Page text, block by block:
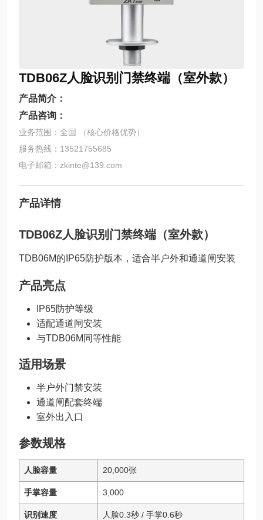
TDB06Z人脸识别门禁终端（室外款）
产品简介：
产品咨询：
业务范围：全国 （核心价格优势）
服务热线：13521755685
电子邮箱：zkinte@139.com
产品详情
TDB06Z人脸识别门禁终端（室外款）
TDB06M的IP65防护版本，适合半户外和通道闸安装
产品亮点
IP65防护等级
适配通道闸安装
与TDB06M同等性能
适用场景
半户外门禁安装
通道闸配套终端
室外出入口
参数规格
人脸容量 20,000张
手掌容量 3,000
识别速度 人脸0.3秒 / 手掌0.6秒